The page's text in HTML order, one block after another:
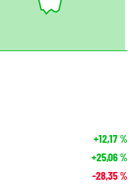
+12,17%
+25,06%
-28,35%